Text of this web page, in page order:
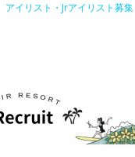
アイリスト・Jrアイリスト募集